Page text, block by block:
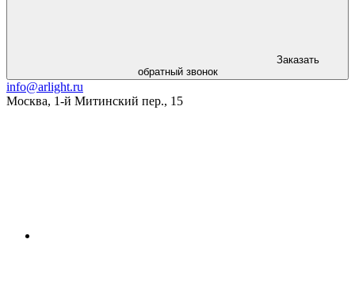
Заказать
обратный звонок
info@arlight.ru
Москва, 1-й Митинский пер., 15